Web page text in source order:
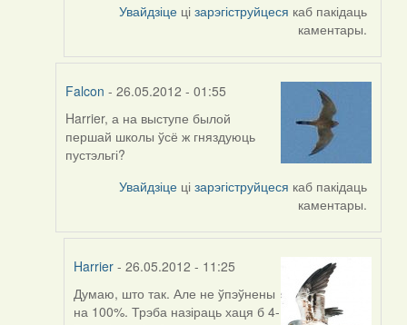
Увайдзіце цізарэгіструйцеся каб пакідаць
каментары.
Falcon - 26.05.2012 - 01:55
In
reply
to
Harrier, а на выступе былой
першай школы ўсё ж гняздуюць
пустэльгі?
Увайдзіце цізарэгіструйцеся каб пакідаць
каментары.
Harrier - 26.05.2012 - 11:25
In
reply
Думаю, што так. Але не ўпэўнены
на 100%. Трэба назіраць хаця б 4-